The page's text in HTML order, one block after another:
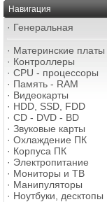
Навигация
· Генеральная
· Материнские платы
· Контроллеры
· CPU - процессоры
· Память - RAM
· Видеокарты
· HDD, SSD, FDD
· CD - DVD - BD
· Звуковые карты
· Охлаждение ПК
· Корпуса ПК
· Электропитание
· Мониторы и ТВ
· Манипуляторы
· Ноутбуки, десктопы